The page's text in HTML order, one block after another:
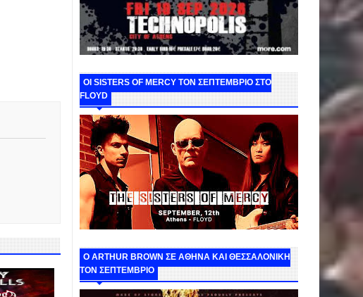
ΟΙ SISTERS OF MERCY ΤΟΝ ΣΕΠΤΕΜΒΡΙΟ ΣΤΟ
FLOYD
O ARTHUR BROWN ΣΕ ΑΘΗΝΑ ΚΑΙ ΘΕΣΣΑΛΟΝΙΚΗ
ΤΟΝ ΣΕΠΤΕΜΒΡΙΟ